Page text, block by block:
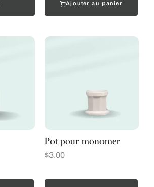
Ajouter au panier
Pot pour monomer
$3.00